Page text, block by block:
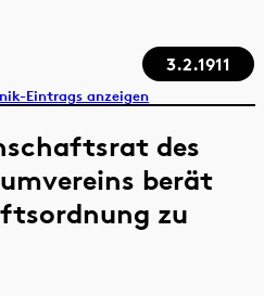
3.2.1911
Eintrags anzeigen
des
berät
zu